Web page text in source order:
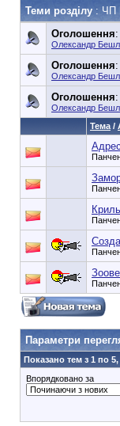
Теми розділу : ЧП
Оголошення:
Олександр
Оголошення:
Олександр
Оголошення:
Олександр
Тема /
Параметри
Показано тем з 1 по
Впорядковано за